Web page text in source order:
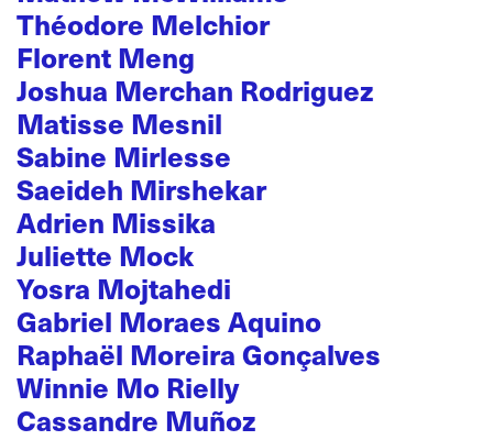
Théodore Melchior
Florent Meng
Joshua Merchan Rodriguez
Matisse Mesnil
Sabine Mirlesse
Saeideh Mirshekar
Adrien Missika
Juliette Mock
Yosra Mojtahedi
Gabriel Moraes Aquino
Raphaël Moreira Gonçalves
Winnie Mo Rielly
Cassandre Muñoz